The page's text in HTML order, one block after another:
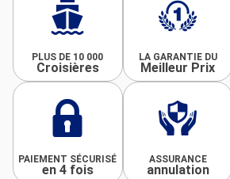
PLUS DE 10 000
Croisières
LA GARANTIE DU
Meilleur Prix
PAIEMENT SÉCURISÉ
en 4 fois
ASSURANCE
annulation